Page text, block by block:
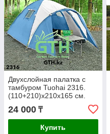
Двухслойная палатка с
тамбуром Tuohai 2316.
(110+210)х210х165 см.
Доставка .
24 000 ₸
Купить